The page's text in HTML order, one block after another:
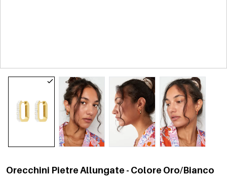
Orecchini Pietre Allungate - Colore Oro/Bianco